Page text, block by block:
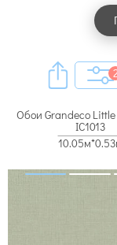
Обои Grandeco
IC1013